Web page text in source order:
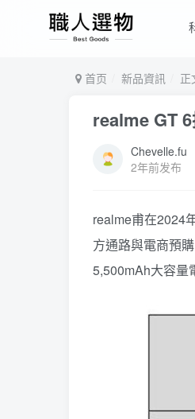
首页 新品資訊 正
realme GT
Chevelle.fu
2年前发布
realme甫在2024
方通路與電商預
5,500mAh大容量